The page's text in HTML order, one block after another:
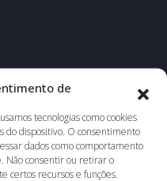
de
tecnologias como cookies
do dispositivo. O consentimento
dados como comportamento
Não consentir ou retirar o
certos recursos e funções.